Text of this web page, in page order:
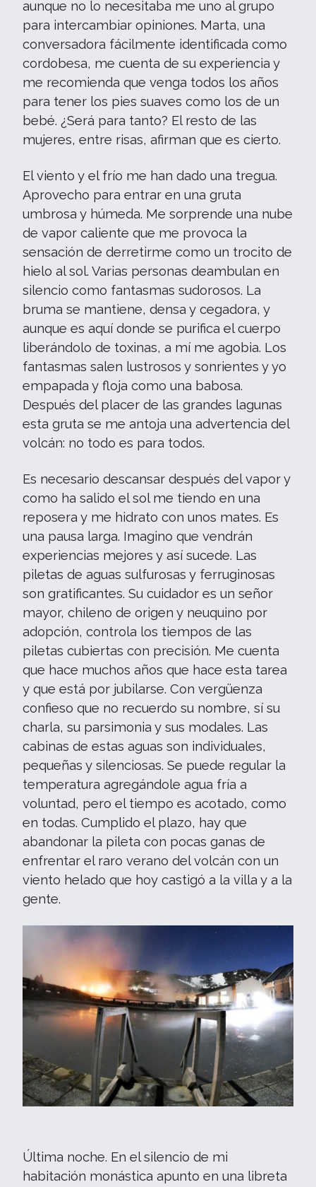
aunque no lo necesitaba me uno al grupo
para intercambiar opiniones. Marta, una
conversadora fácilmente identificada como
cordobesa, me cuenta de su experiencia y
me recomienda que venga todos los años
para tener los pies suaves como los de un
bebé. ¿Será para tanto? El resto de las
mujeres, entre risas, afirman que es cierto.
El viento y el frío me han dado una tregua.
Aprovecho para entrar en una gruta
umbrosa y húmeda. Me sorprende una nube
de vapor caliente que me provoca la
sensación de derretirme como un trocito de
hielo al sol. Varias personas deambulan en
silencio como fantasmas sudorosos. La
bruma se mantiene, densa y cegadora, y
aunque es aquí donde se purifica el cuerpo
liberándolo de toxinas, a mí me agobia. Los
fantasmas salen lustrosos y sonrientes y yo
empapada y floja como una babosa.
Después del placer de las grandes lagunas
esta gruta se me antoja una advertencia del
volcán: no todo es para todos.
Es necesario descansar después del vapor y
como ha salido el sol me tiendo en una
reposera y me hidrato con unos mates. Es
una pausa larga. Imagino que vendrán
experiencias mejores y así sucede. Las
piletas de aguas sulfurosas y ferruginosas
son gratificantes. Su cuidador es un señor
mayor, chileno de origen y neuquino por
adopción, controla los tiempos de las
piletas cubiertas con precisión. Me cuenta
que hace muchos años que hace esta tarea
y que está por jubilarse. Con vergüenza
confieso que no recuerdo su nombre, sí su
charla, su parsimonia y sus modales. Las
cabinas de estas aguas son individuales,
pequeñas y silenciosas. Se puede regular la
temperatura agregándole agua fría a
voluntad, pero el tiempo es acotado, como
en todas. Cumplido el plazo, hay que
abandonar la pileta con pocas ganas de
enfrentar el raro verano del volcán con un
viento helado que hoy castigó a la villa y a la
gente.
Última noche. En el silencio de mi
habitación monástica apunto en una libreta